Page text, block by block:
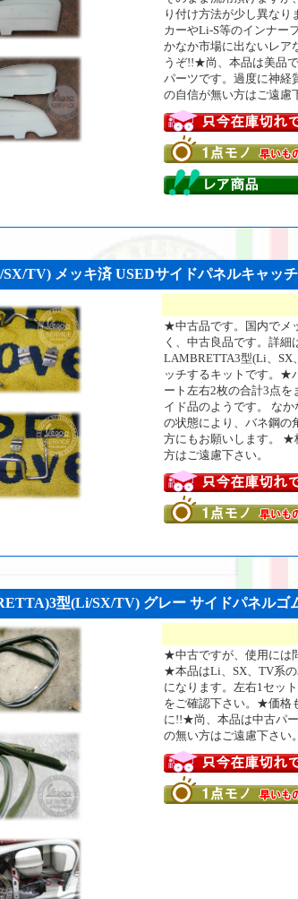
り付け方法が少し異なり
カーやLi-S等のインナー
かなか市場に出ないレア
うぞ!!★尚、本品は美品
パーツです。過度に神経
の自信が無い方はご遠慮
TV) メッキ済 USEDサイドパネルキャッ
★中古品です。国内でメ
く、中古良品です。詳
LAMBRETTA3型(Li、SX
ッチするキットです。★
ート左右2枚の合計3点を
イド品のようです。 な
の状態により、バネ鋼の
方にもお願いします。 ★
方はご遠慮下さい。
型(Li/SX/TV) グレー サイドパネルゴ
★中古ですが、使用には
★本品はLi、SX、TV系
になります。左右1セッ
をご確認下さい。★価格
に!!★尚、本品は中古パ
の無い方はご遠慮下さい